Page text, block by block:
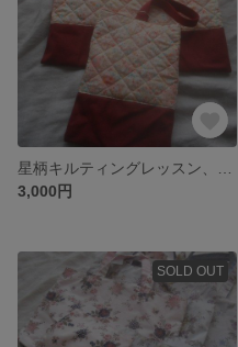
3,000円
SOLD OUT